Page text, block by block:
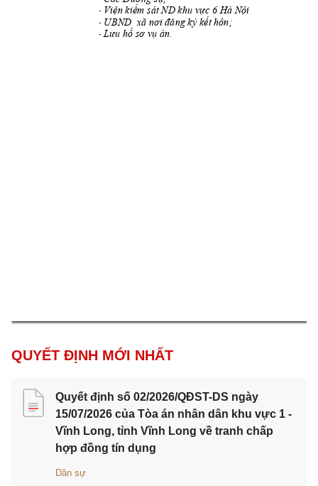
- Viện kiểm sát ND khu vực 6 Hà Nội
- UBND  xã nơi đăng ký kết hôn;
- Lưu hồ sơ vụ án.
QUYẾT ĐỊNH MỚI NHẤT
Quyết định số 02/2026/QĐST-DS ngày
15/07/2026 của Tòa án nhân dân khu vực 1 -
Vĩnh Long, tỉnh Vĩnh Long về tranh chấp
hợp đồng tín dụng
Dân sự